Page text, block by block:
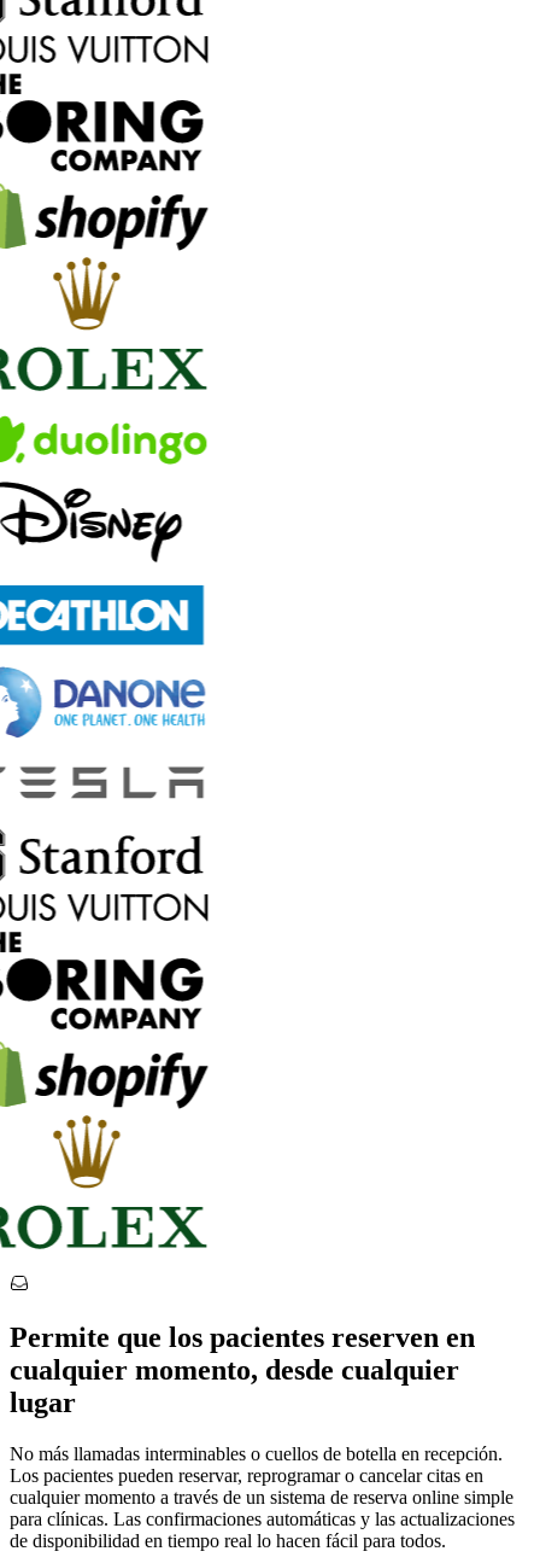
Permite que los pacientes reserven en
cualquier momento, desde cualquier
lugar
No más llamadas interminables o cuellos de botella en recepción.
Los pacientes pueden reservar, reprogramar o cancelar citas en
cualquier momento a través de un sistema de reserva online simple
para clínicas. Las confirmaciones automáticas y las actualizaciones
de disponibilidad en tiempo real lo hacen fácil para todos.